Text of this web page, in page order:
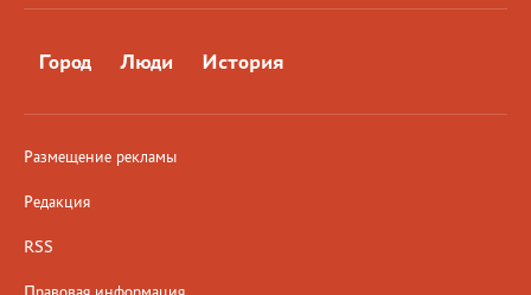
Город Люди История
Размещение рекламы
Редакция
RSS